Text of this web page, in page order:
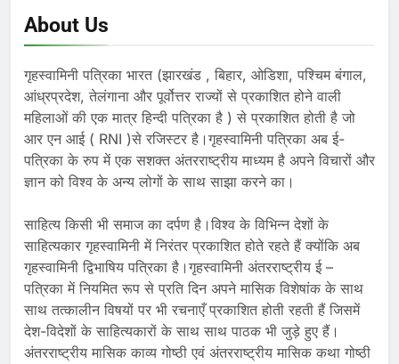
About Us
गृहस्वामिनी पत्रिका भारत (झारखंड , बिहार, ओडिशा, पश्चिम बंगाल,
आंध्रप्रदेश, तेलंगाना और पूर्वोत्तर राज्यों से प्रकाशित होने वाली
महिलाओं की एक मात्र हिन्दी पत्रिका है ) से प्रकाशित होती है जो
आर एन आई ( RNI )से रजिस्टर है।गृहस्वामिनी पत्रिका अब ई-
पत्रिका के रुप में एक सशक्त अंतरराष्ट्रीय माध्यम है अपने विचारों और
ज्ञान को विश्व के अन्य लोगों के साथ साझा करने का।
साहित्य किसी भी समाज का दर्पण है।विश्व के विभिन्न देशों के
साहित्यकार गृहस्वामिनी में निरंतर प्रकाशित होते रहते हैं क्योंकि अब
गृहस्वामिनी द्विभाषिय पत्रिका है।गृहस्वामिनी अंतरराष्ट्रीय ई –
पत्रिका में नियमित रूप से प्रति दिन अपने मासिक विशेषांक के साथ
साथ तत्कालीन विषयों पर भी रचनाएँ प्रकाशित होती रहती हैं जिसमें
देश-विदेशों के साहित्यकारों के साथ साथ पाठक भी जुड़े हुए हैं।
अंतरराष्ट्रीय मासिक काव्य गोष्ठी एवं अंतरराष्ट्रीय मासिक कथा गोष्ठी